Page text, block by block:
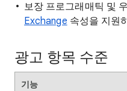
보장 프로그래매틱 및
Exchange 속성을 지원
광고 항목 수준
기능